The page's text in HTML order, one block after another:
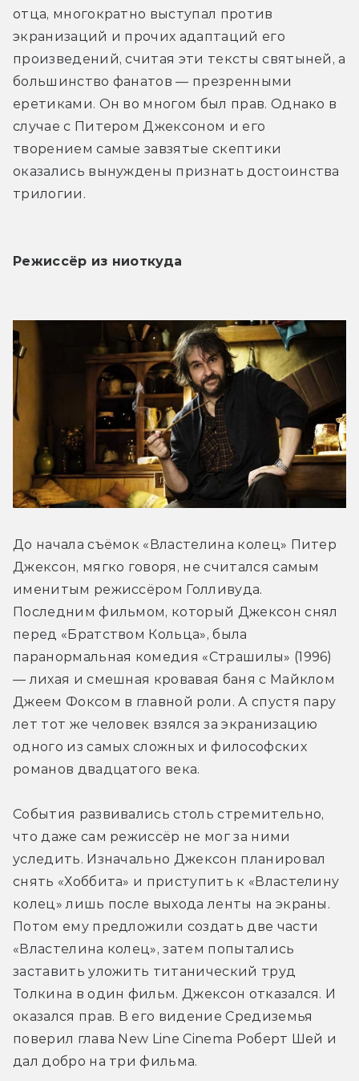
отца, многократно выступал против
экранизаций и прочих адаптаций его
произведений, считая эти тексты святыней, а
большинство фанатов — презренными
еретиками. Он во многом был прав. Однако в
случае с Питером Джексоном и его
творением самые завзятые скептики
оказались вынуждены признать достоинства
трилогии.
Режиссёр из ниоткуда
До начала съёмок «Властелина колец» Питер
Джексон, мягко говоря, не считался самым
именитым режиссёром Голливуда.
Последним фильмом, который Джексон снял
перед «Братством Кольца», была
паранормальная комедия «Страшилы» (1996)
— лихая и смешная кровавая баня с Майклом
Джеем Фоксом в главной роли. А спустя пару
лет тот же человек взялся за экранизацию
одного из самых сложных и философских
романов двадцатого века.
События развивались столь стремительно,
что даже сам режиссёр не мог за ними
уследить. Изначально Джексон планировал
снять «Хоббита» и приступить к «Властелину
колец» лишь после выхода ленты на экраны.
Потом ему предложили создать две части
«Властелина колец», затем попытались
заставить уложить титанический труд
Толкина в один фильм. Джексон отказался. И
оказался прав. В его видение Средиземья
поверил глава New Line Cinema Роберт Шей и
дал добро на три фильма.